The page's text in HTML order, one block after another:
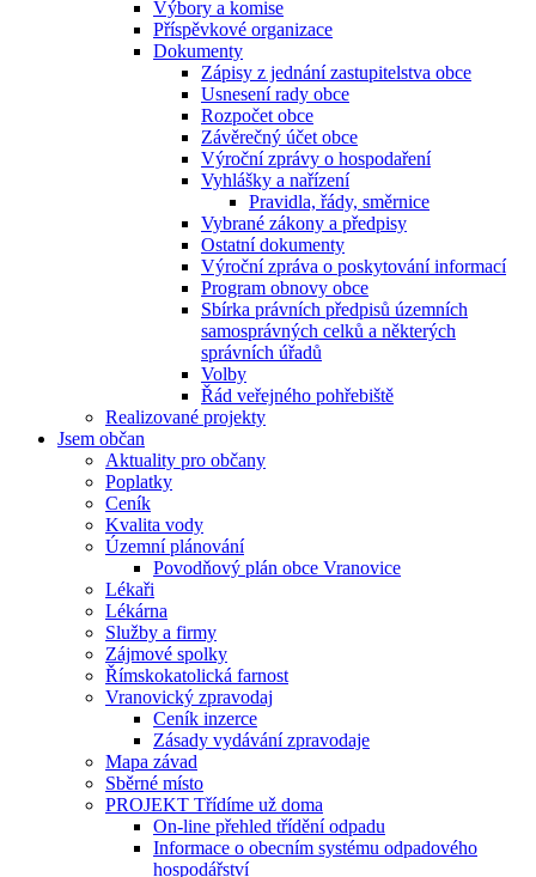
Výbory a komise
Příspěvkové organizace
Dokumenty
Zápisy z jednání zastupitelstva obce
Usnesení rady obce
Rozpočet obce
Závěrečný účet obce
Výroční zprávy o hospodaření
Vyhlášky a nařízení
Pravidla, řády, směrnice
Vybrané zákony a předpisy
Ostatní dokumenty
Výroční zpráva o poskytování informací
Program obnovy obce
Sbírka právních předpisů územních
samosprávných celků a některých
správních úřadů
Volby
Řád veřejného pohřebiště
Realizované projekty
Jsem občan
Aktuality pro občany
Poplatky
Ceník
Kvalita vody
Územní plánování
Povodňový plán obce Vranovice
Lékaři
Lékárna
Služby a firmy
Zájmové spolky
Římskokatolická farnost
Vranovický zpravodaj
Ceník inzerce
Zásady vydávání zpravodaje
Mapa závad
Sběrné místo
PROJEKT Třídíme už doma
On-line přehled třídění odpadu
Informace o obecním systému odpadového
hospodářství